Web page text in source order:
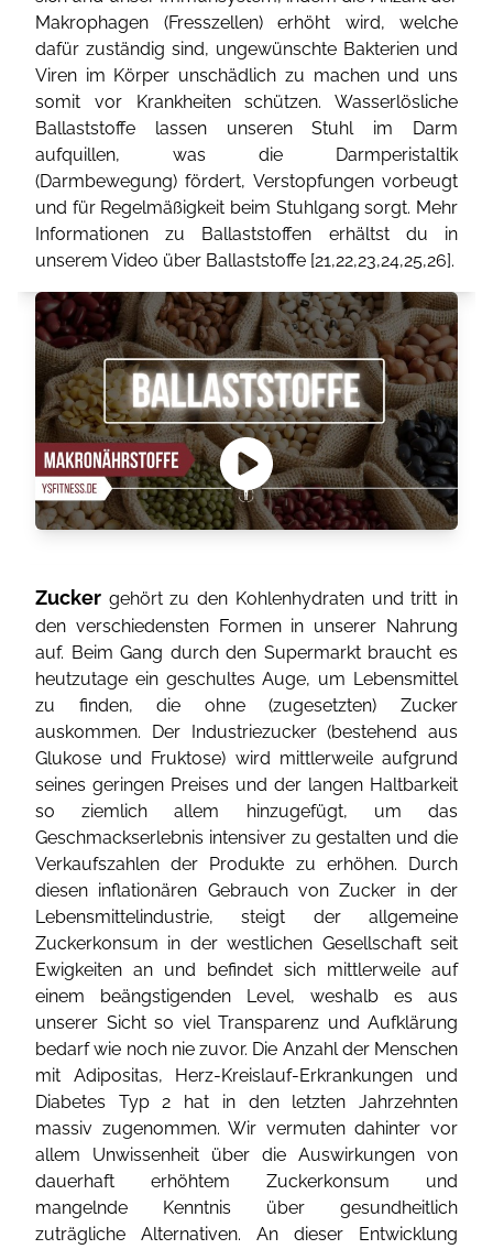
Makrophagen (Fresszellen) erhöht wird, welche
dafür zuständig sind, ungewünschte Bakterien und
Viren im Körper unschädlich zu machen und uns
somit vor Krankheiten schützen. Wasserlösliche
Ballaststoffe lassen unseren Stuhl im Darm
aufquillen, was die Darmperistaltik
(Darmbewegung) fördert, Verstopfungen vorbeugt
und für Regelmäßigkeit beim Stuhlgang sorgt. Mehr
Informationen zu Ballaststoffen erhältst du in
unserem Video über Ballaststoffe [21,22,23,24,25,26].
Zucker gehört zu den Kohlenhydraten und tritt in
den verschiedensten Formen in unserer Nahrung
auf. Beim Gang durch den Supermarkt braucht es
heutzutage ein geschultes Auge, um Lebensmittel
zu finden, die ohne (zugesetzten) Zucker
auskommen. Der Industriezucker (bestehend aus
Glukose und Fruktose) wird mittlerweile aufgrund
seines geringen Preises und der langen Haltbarkeit
so ziemlich allem hinzugefügt, um das
Geschmackserlebnis intensiver zu gestalten und die
Verkaufszahlen der Produkte zu erhöhen. Durch
diesen inflationären Gebrauch von Zucker in der
Lebensmittelindustrie, steigt der allgemeine
Zuckerkonsum in der westlichen Gesellschaft seit
Ewigkeiten an und befindet sich mittlerweile auf
einem beängstigenden Level, weshalb es aus
unserer Sicht so viel Transparenz und Aufklärung
bedarf wie noch nie zuvor. Die Anzahl der Menschen
mit Adipositas, Herz-Kreislauf-Erkrankungen und
Diabetes Typ 2 hat in den letzten Jahrzehnten
massiv zugenommen. Wir vermuten dahinter vor
allem Unwissenheit über die Auswirkungen von
dauerhaft erhöhtem Zuckerkonsum und
mangelnde Kenntnis über gesundheitlich
zuträgliche Alternativen. An dieser Entwicklung